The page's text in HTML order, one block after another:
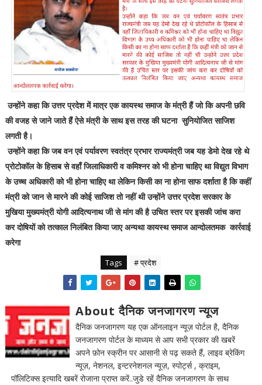
उन्होंने कहा कि उत्तर प्रदेश में मात्र एक कायस्थ समाज के मंत्री हैं जो कि अपनी छवि
की वजह से जाने जाते हैं ऐसे मंत्री के साथ इस तरह की घटना सुनियोजित साजिश
लगती है।
उन्होंने कहा कि जब वन एवं पर्यावरण स्वतंत्र प्रभार राज्यमंत्री जब यह डेमो देख रहे थे
प्रोटोकॉल के हिसाब से वहाँ जिलाधिकारी व कमिश्नर को भी होना चाहिए था विद्युत विभाग
के उच्च अधिकारी को भी होना चाहिए था लेकिन किसी का ना होना साफ दर्शाता है कि कहीं
मंत्री को जान से मारने की कोई साजिश तो नहीं थी उन्होंने उत्तर प्रदेश सरकार के
मुखिया मुख्यमंत्री योगी आदित्यनाथ जी से मांग की है उचित स्तर पर इसकी जांच करा
कर दोषियों को तत्काल निलंबित किया जाए अन्यथा कायस्थ समाज आन्दोलतमक कार्रवाई
करेगा
Tags # प्रदेश
About दैनिक जनजागरण न्यूज
दैनिक जनजागरण यह एक ऑनलाइन न्यूज़ पोर्टल है, दैनिक
जनजागरण पोर्टल के माध्यम से आप सभी प्रकार की खबरें
अपने फ़ोन स्क्रीन पर आसानी से पढ़ सकते हैं, लाइव ब्रेकिंग
न्यूज़, नेशनल, इन्टरनेशनल न्यूज़, स्पोर्ट्स , क्राइम,
पॉलिटिक्स इत्यादि खबरें रोजाना प्राप्त करें..जुडे रहें दैनिक जनजागरण के साथ